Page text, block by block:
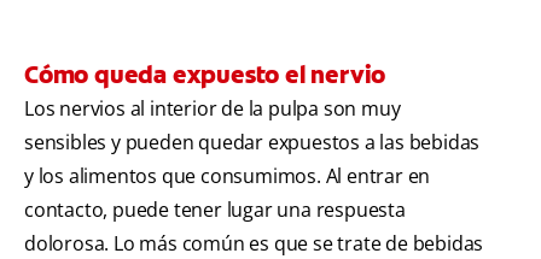
Cómo queda expuesto el nervio
Los nervios al interior de la pulpa son muy
sensibles y pueden quedar expuestos a las bebidas
y los alimentos que consumimos. Al entrar en
contacto, puede tener lugar una respuesta
dolorosa. Lo más común es que se trate de bebidas